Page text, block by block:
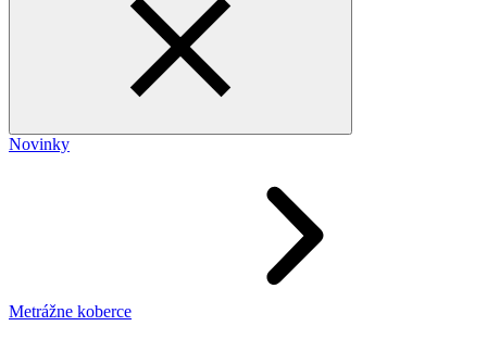
Novinky
Metrážne koberce